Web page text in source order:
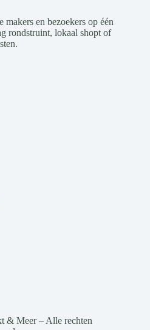
makers en bezoekers op één
rondstruint, lokaal shopt of
& Meer – Alle rechten